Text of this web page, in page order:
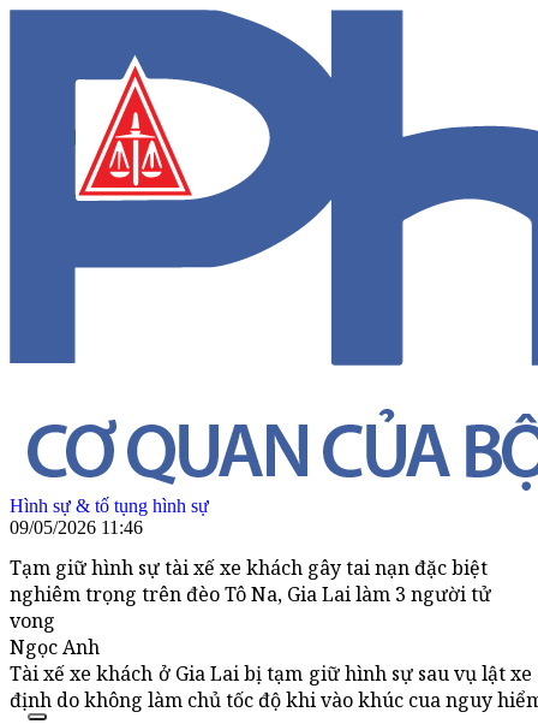
Hình sự & tố tụng hình sự
09/05/2026 11:46
Tạm giữ hình sự tài xế xe khách gây tai nạn đặc biệt
nghiêm trọng trên đèo Tô Na, Gia Lai làm 3 người tử
vong
Ngọc Anh
Tài xế xe khách ở Gia Lai bị tạm giữ hình sự sau vụ lật
định do không làm chủ tốc độ khi vào khúc cua nguy